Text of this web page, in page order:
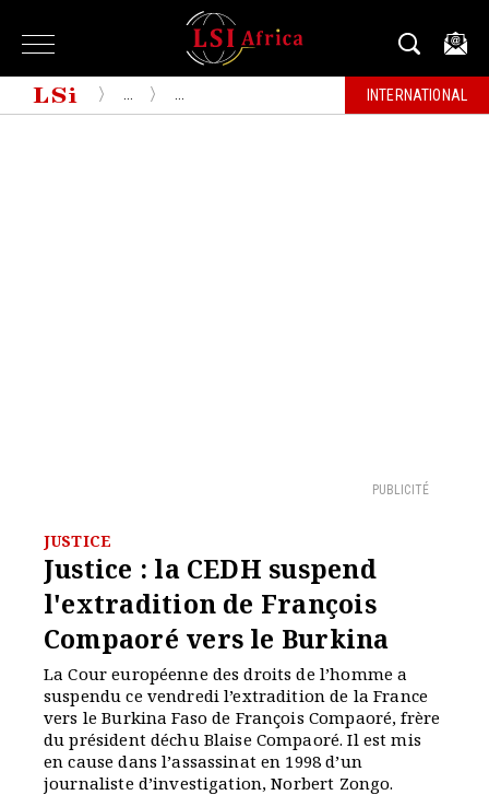
INTERNATIONAL
PUBLICITÉ
JUSTICE
Justice : la CEDH suspend
l'extradition de François
Compaoré vers le Burkina
La Cour européenne des droits de l’homme a
suspendu ce vendredi l’extradition de la France
vers le Burkina Faso de François Compaoré, frère
du président déchu Blaise Compaoré. Il est mis
en cause dans l’assassinat en 1998 d’un
journaliste d’investigation, Norbert Zongo.